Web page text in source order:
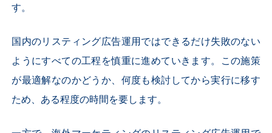
す。
国内のリスティング広告運用ではできるだけ失敗のない
ようにすべての工程を慎重に進めていきます。この施策
が最適解なのかどうか、何度も検討してから実行に移す
ため、ある程度の時間を要します。